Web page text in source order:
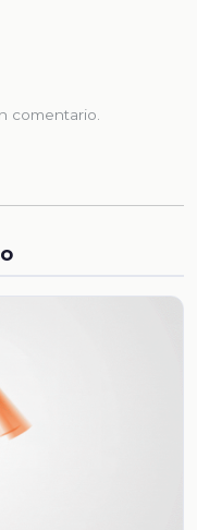
comentario.